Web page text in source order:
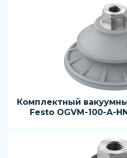
Комплектный
Festo OGVM-100-A-